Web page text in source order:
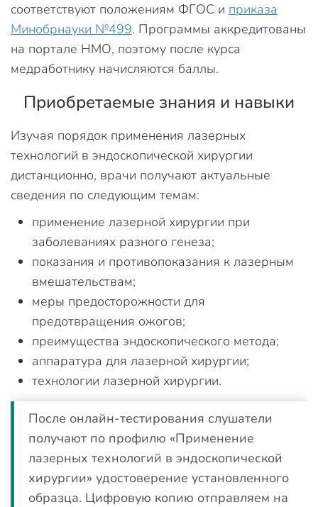
соответствуют положениям ФГОС и приказа
Минобрнауки №499. Программы аккредитованы
на портале НМО, поэтому после курса
медработнику начисляются баллы.
Приобретаемые знания и навыки
Изучая порядок применения лазерных
технологий в эндоскопической хирургии
дистанционно, врачи получают актуальные
сведения по следующим темам:
применение лазерной хирургии при
заболеваниях разного генеза;
показания и противопоказания к лазерным
вмешательствам;
меры предосторожности для
предотвращения ожогов;
преимущества эндоскопического метода;
аппаратура для лазерной хирургии;
технологии лазерной хирургии.
После онлайн-тестирования слушатели
получают по профилю «Применение
лазерных технологий в эндоскопической
хирургии» удостоверение установленного
образца. Цифровую копию отправляем на